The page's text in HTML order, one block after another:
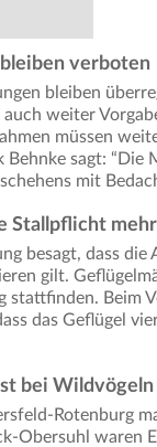
verboten
bleiben
weiter
müssen
sagt: “Die
mit
Stallpflicht mehr
besagt, dass
gilt.
stattfinden. Beim
das Geflügel
bei Wildvögeln
Rotenburg
Obersuhl waren